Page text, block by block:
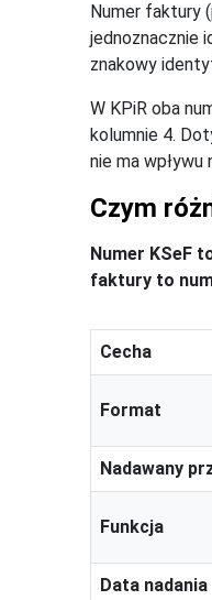
Numer faktury
jednoznacznie
znakowy
W KPiR oba
kolumnie 4.
nie ma wpływu
Czym
Numer KSeF
faktury to
Cecha
Format
Nadawany
Funkcja
Data nadania